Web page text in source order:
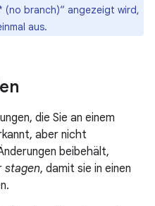
(no branch)“ angezeigt wird,
aus.
die Sie an einem
aber nicht
beibehält,
stagen, damit sie in einen